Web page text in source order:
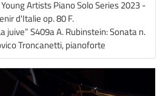
Artists Piano Solo Series 2023 -
d'Italie op. 80 F.
juive” S409a A. Rubinstein: Sonata n.
Troncanetti, pianoforte